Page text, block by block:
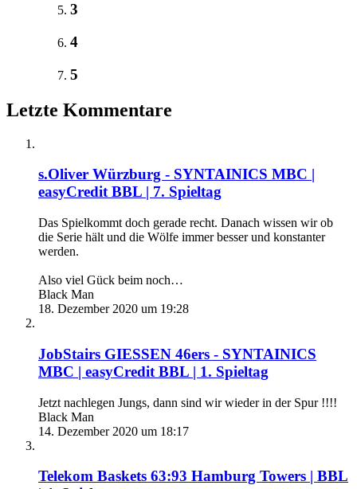
3
4
5
Letzte Kommentare
s.Oliver Würzburg - SYNTAINICS MBC |
easyCredit BBL | 7. Spieltag
Das Spielkommt doch gerade recht. Danach wissen wir ob
die Serie hält und die Wölfe immer besser und konstanter
werden.
Also viel Gück beim noch…
Black Man
18. Dezember 2020 um 19:28
JobStairs GIESSEN 46ers - SYNTAINICS
MBC | easyCredit BBL | 1. Spieltag
Jetzt nachlegen Jungs, dann sind wir wieder in der Spur !!!!
Black Man
14. Dezember 2020 um 18:17
Telekom Baskets 63:93 Hamburg Towers | BBL